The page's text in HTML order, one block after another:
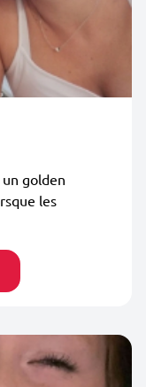
golden
les